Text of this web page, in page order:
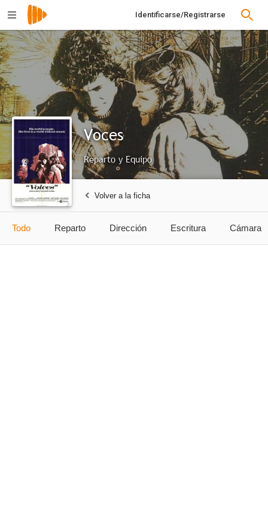
Identificarse/Registrarse
Voces
Reparto y Equipo
Volver a la ficha
Todo Reparto Dirección Escritura Cámara